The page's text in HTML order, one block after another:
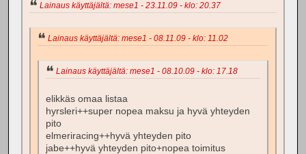
Lainaus käyttäjältä: mese1 - 23.11.09 - klo: 20.37
Lainaus käyttäjältä: mese1 - 08.11.09 - klo: 11.02
Lainaus käyttäjältä: mese1 - 08.10.09 - klo: 17.18
elikkäs omaa listaa
hyrsleri++super nopea maksu ja hyvä yhteyden
pito
elmeriracing++hyvä yhteyden pito
jabe++hyvä yhteyden pito+nopea toimitus